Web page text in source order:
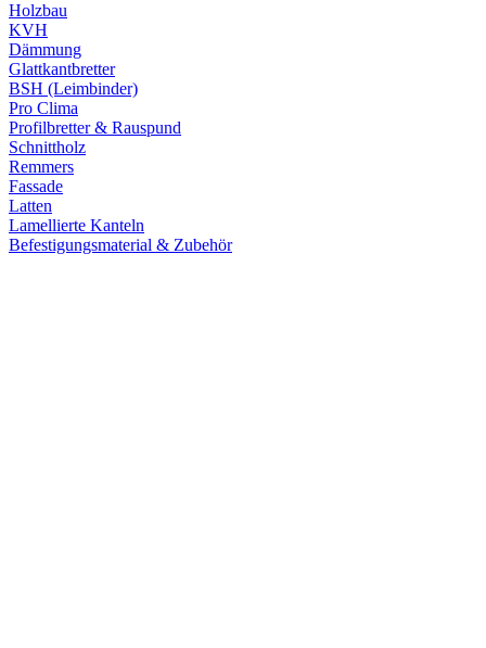
Holzbau
KVH
Dämmung
Glattkantbretter
BSH (Leimbinder)
Pro Clima
Profilbretter & Rauspund
Schnittholz
Remmers
Fassade
Latten
Lamellierte Kanteln
Befestigungsmaterial & Zubehör